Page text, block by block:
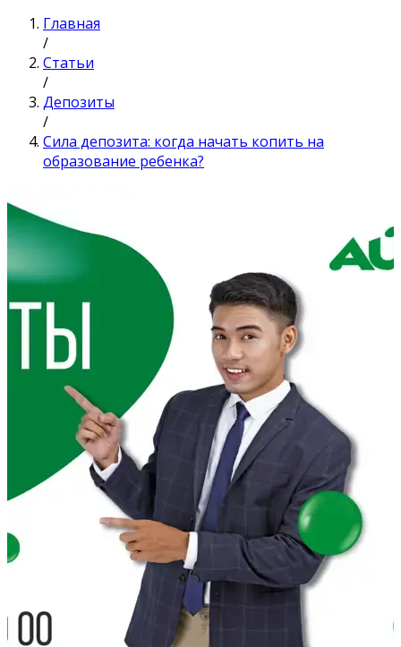
Главная
/
Статьи
/
Депозиты
/
Сила депозита: когда начать копить на
образование ребенка?